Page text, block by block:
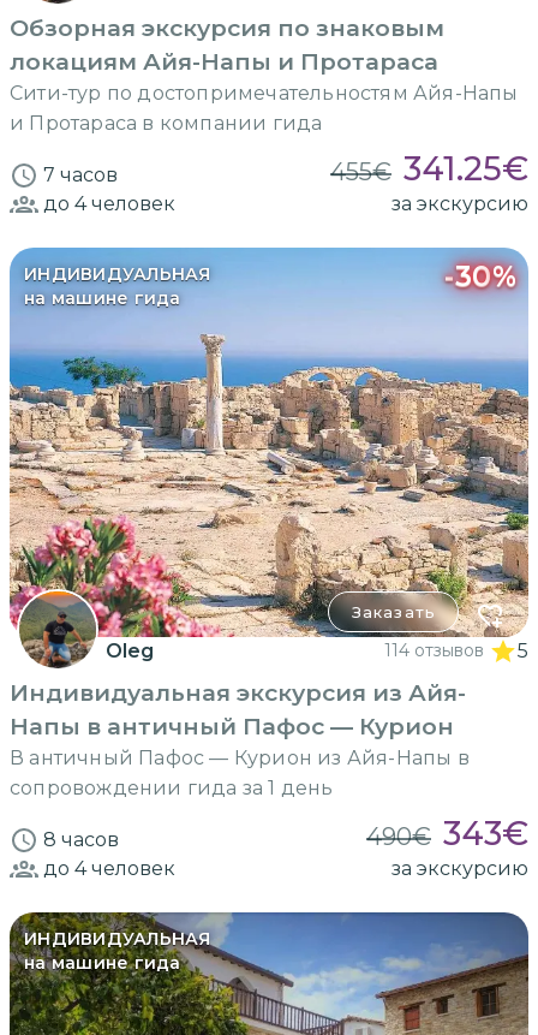
Обзорная экскурсия по знаковым
локациям Айя-Напы и Протараса
Сити-тур по достопримечательностям Айя-Напы
и Протараса в компании гида
7 часов 455€ 341.25€
до 4человек за экскурсию
ИНДИВИДУАЛЬНАЯ
на машине гида
-30%
Заказать
Oleg 114 отзывов 5
Индивидуальная экскурсия из Айя-
Напы в античный Пафос — Курион
В античный Пафос — Курион из Айя-Напы в
сопровождении гида за 1 день
8 часов 490€ 343€
до 4человек за экскурсию
ИНДИВИДУАЛЬНАЯ
на машине гида